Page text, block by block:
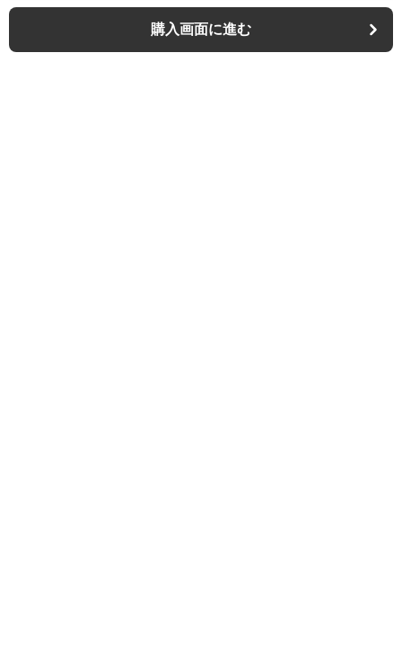
購入画面に進む